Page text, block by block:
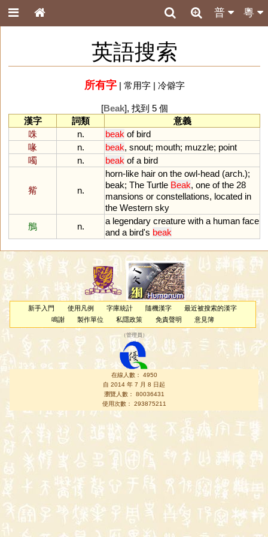
粵
普
英語搜索
所有字| 常用字| 冷僻字
[Beak], 找到 5 個
漢字
詞類
意義
咮
n. beak of bird
喙
n. beak, snout; mouth; muzzle; point
噣
n. beak of a bird
觜 n.
horn-like hair on the owl-head (arch.);
beak; The Turtle Beak, one of the 28
mansions or constellations, located in
the Western sky
鴅
n.
a legendary creature with a human face
and a bird's beak
新手入門 使用凡例 字庫統計 隨機漢字
最近被搜索的漢字
鳴謝
製作單位 私隱政策 免責聲明 意見簿
（管理員 ）
在線人數： 4950
自 2014 年 7 月 8 日起
瀏覽人數： 80036431
使用次數： 293875211